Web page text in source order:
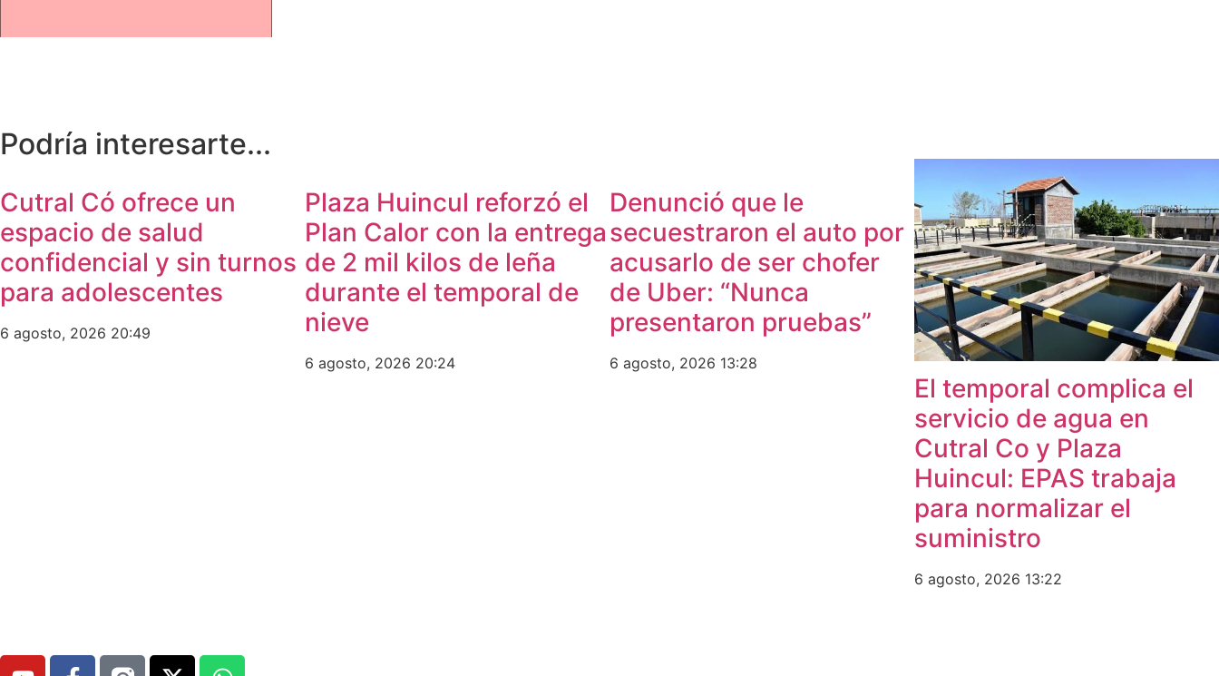
Podría interesarte...
Cutral Có ofrece un
espacio de salud
confidencial y sin turnos
para adolescentes
6 agosto, 2026 20:49
Plaza Huincul reforzó el
Plan Calor con la entrega
de 2 mil kilos de leña
durante el temporal de
nieve
6 agosto, 2026 20:24
Denunció que le
secuestraron el auto por
acusarlo de ser chofer
de Uber: “Nunca
presentaron pruebas”
6 agosto, 2026 13:28
El temporal complica el
servicio de agua en
Cutral Co y Plaza
Huincul: EPAS trabaja
para normalizar el
suministro
6 agosto, 2026 13:22